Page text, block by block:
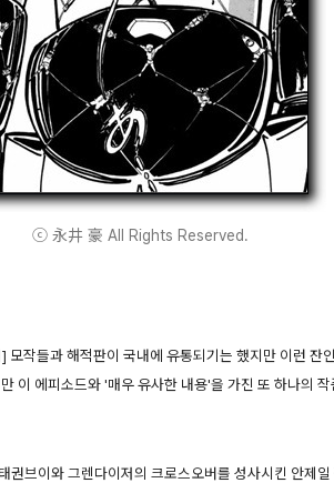
ⓒ 永井 豪 All Rights Reserved.
작들과 해적판이 국내에 유통되기는 했지만 이런 잔
이 에피소드와 '매우 유사한 내용'을 가진 또 하나의
권브이와 그렌다이저의 크로스오버를 성사시킨 안제